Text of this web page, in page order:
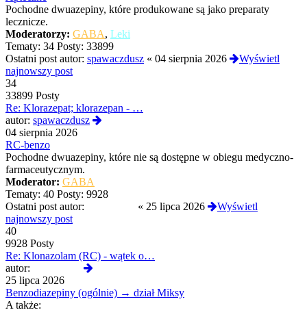
Pochodne dwuazepiny, które produkowane są jako preparaty
lecznicze.
Moderatorzy: GABA, Leki
Tematy: 34 Posty: 33899
Ostatni post autor: spawaczdusz « 04 sierpnia 2026
Wyświetl
najnowszy post
34
33899 Posty
Re: Klorazepat; klorazepan - …
autor: spawaczdusz
04 sierpnia 2026
RC-benzo
Pochodne dwuazepiny, które nie są dostępne w obiegu medyczno-
farmaceutycznym.
Moderator: GABA
Tematy: 40 Posty: 9928
Ostatni post autor:
« 25 lipca 2026
Wyświetl
najnowszy post
40
9928 Posty
Re: Klonazolam (RC) - wątek o…
autor:
post
25 lipca 2026
Benzodiazepiny (ogólnie) → dział Miksy
A także: